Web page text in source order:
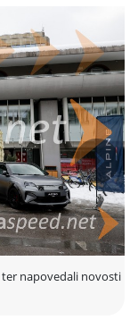
leto, ter z
ponudil tudi prostor
znamk. Program se
nadaljnjim
mreženje in krepitev
in mediji.
ter napovedali novosti